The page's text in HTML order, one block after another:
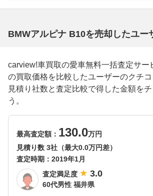
BMWアルピナ B10を売却したユー
carview!車買取の愛車無料一括査定サー
の買取価格を比較したユーザーのクチコ
見積り社数と査定比較で得した金額を
う。
最高査定額： 130.0万円
見積り数 3社（最大0.0万円差）
査定時期： 2019年1月
査定満足度
3.0
60代男性 福井県